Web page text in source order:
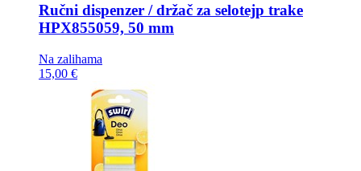
Ručni dispenzer / držač za selotejp trake
HPX855059, 50 mm
Na zalihama
15,00 €